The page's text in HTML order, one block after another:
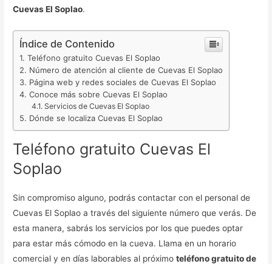
Cuevas El Soplao.
Índice de Contenido
Teléfono gratuito Cuevas El Soplao
Número de atención al cliente de Cuevas El Soplao
Página web y redes sociales de Cuevas El Soplao
Conoce más sobre Cuevas El Soplao
Servicios de Cuevas El Soplao
Dónde se localiza Cuevas El Soplao
Teléfono gratuito Cuevas El
Soplao
Sin compromiso alguno, podrás contactar con el personal de
Cuevas El Soplao a través del siguiente número que verás. De
esta manera, sabrás los servicios por los que puedes optar
para estar más cómodo en la cueva. Llama en un horario
comercial y en días laborables al próximoteléfono gratuito de